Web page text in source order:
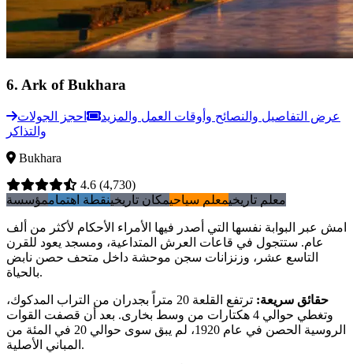
6. Ark of Bukhara
عرض التفاصيل والنصائح وأوقات العمل والمزيد
احجز الجولات
والتذاكر
Bukhara
4.6 (4,730)
معلم تاريخيمعلم سياحيمكان تاريخينقطة اهتماممؤسسة
امش عبر البوابة نفسها التي أصدر فيها الأمراء الأحكام لأكثر من ألف
عام. ستتجول في قاعات العرش المتداعية، ومسجد يعود للقرن
التاسع عشر، وزنزانات سجن موحشة داخل متحف حصن نابض
بالحياة.
حقائق سريعة:
ترتفع القلعة 20 متراً بجدران من التراب المدكوك،
وتغطي حوالي 4 هكتارات من وسط بخارى. بعد أن قصفت القوات
الروسية الحصن في عام 1920، لم يبق سوى حوالي 20 في المئة من
المباني الأصلية.